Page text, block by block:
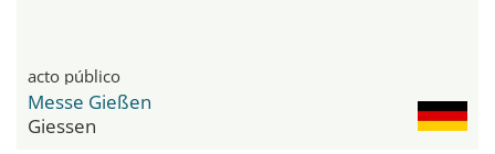
acto público
Messe Gießen
Giessen